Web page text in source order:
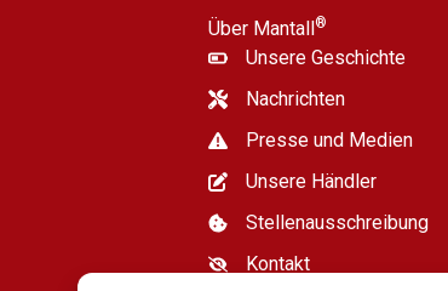
Über Mantall®
Unsere Geschichte
Nachrichten
Presse und Medien
Unsere Händler
Stellenausschreibung
Kontakt